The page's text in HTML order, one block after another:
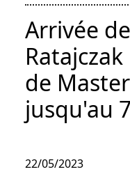
Arrivée
de
jusqu'au
22/05/2023